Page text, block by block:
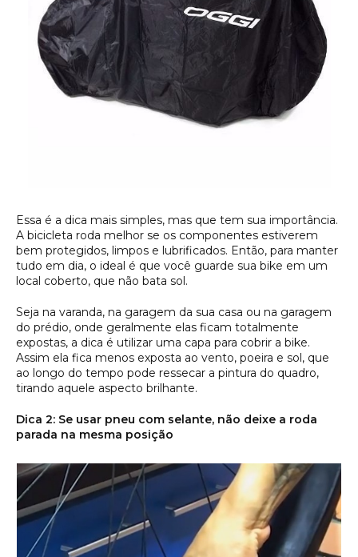
Essa é a dica mais simples, mas que tem sua importância.
A bicicleta roda melhor se os componentes estiverem
bem protegidos, limpos e lubrificados. Então, para manter
tudo em dia, o ideal é que você guarde sua bike em um
local coberto, que não bata sol.
Seja na varanda, na garagem da sua casa ou na garagem
do prédio, onde geralmente elas ficam totalmente
expostas, a dica é utilizar uma capa para cobrir a bike.
Assim ela fica menos exposta ao vento, poeira e sol, que
ao longo do tempo pode ressecar a pintura do quadro,
tirando aquele aspecto brilhante.
Dica 2: Se usar pneu com selante, não deixe a roda
parada na mesma posição